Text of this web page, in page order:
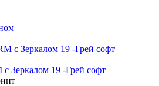
Зеркалом 19 -Грей софт